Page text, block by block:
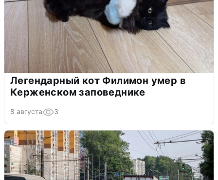
Легендарный кот Филимон умер в
Керженском заповеднике
8 августа 3